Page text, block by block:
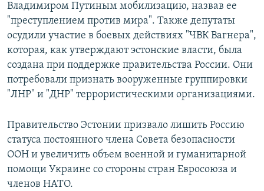
Владимиром Путиным мобилизацию, назвав ее
"преступлением против мира". Также депутаты
осудили участие в боевых действиях "ЧВК Вагнера",
которая, как утверждают эстонские власти, была
создана при поддержке правительства России. Они
потребовали признать вооруженные группировки
"ЛНР" и "ДНР" террористическими организациями.
Правительство Эстонии призвало лишить Россию
статуса постоянного члена Совета безопасности
ООН и увеличить объем военной и гуманитарной
помощи Украине со стороны стран Евросоюза и
членов НАТО.